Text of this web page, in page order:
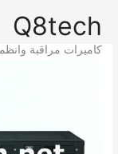
المحتوى
Q8tech
كاميرات مراقبة